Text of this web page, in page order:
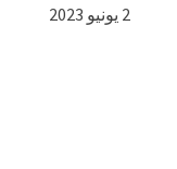
2 يونيو 2023